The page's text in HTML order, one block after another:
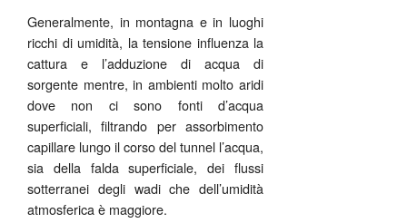
Generalmente, in montagna e in luoghi
ricchi di umidità, la tensione influenza la
cattura e l’adduzione di acqua di
sorgente mentre, in ambienti molto aridi
dove non ci sono fonti d’acqua
superficiali, filtrando per assorbimento
capillare lungo il corso del tunnel l’acqua,
sia della falda superficiale, dei flussi
sotterranei degli wadi che dell’umidità
atmosferica è maggiore.